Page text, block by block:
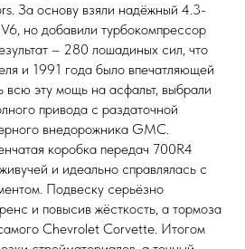
За основу взяли надёжный 4.3-
но добавили турбокомпрессор
– 280 лошадиных сил, что
и 1991 года было впечатляющей
всю эту мощь на асфальт, выбрали
привода с раздаточной
внедорожника GMC.
коробка передач 700R4
и идеально справлялась с
Подвеску серьёзно
и повысив жёсткость, а тормоза
Chevrolet Corvette. Итогом